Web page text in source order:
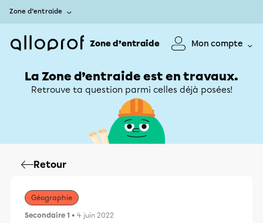
Zone d’entraide
Zone d’entraide Mon compte
La Zone d’entraide est en travaux.
Retrouve ta question parmi celles déjà posées!
Retour
Géographie
Secondaire 1 • 4 juin 2022